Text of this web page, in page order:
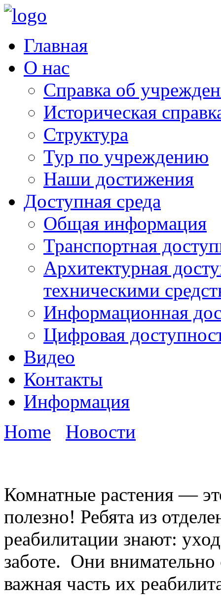
Главная
О нас
Справка об
Историческая
Структура
Тур по учреждению
Наши достижения
Доступная среда
Общая информация
Транспортная
Архитектурная
техническими
Информационная
Цифровая
Видео
Контакты
Информация
Home
Новости
Комнатные растения —
полезно! Ребята из
реабилитации знают:
заботе. Они
важная часть их